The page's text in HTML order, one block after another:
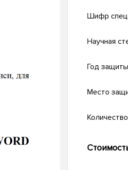
Шифр
Научная
Год
Место